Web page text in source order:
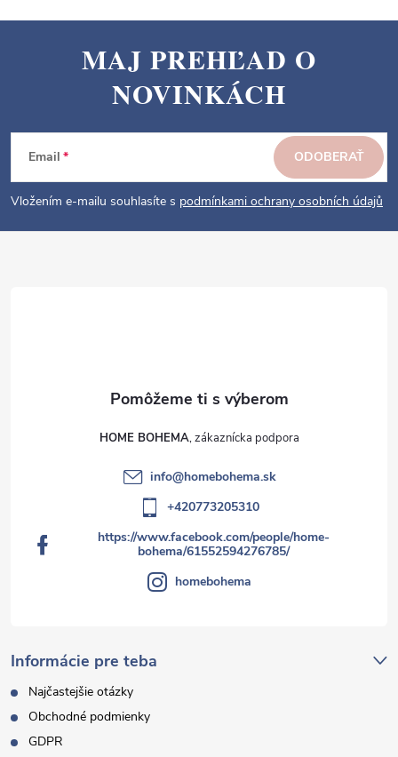
p
e
MAJ PREHĽAD O
NOVINKÁCH
Email
Vložením e-mailu souhlasíte s podmínkami ochrany osobních údajů
ODOBERAŤ
Informácie pre teba
Najčastejšie otázky
Obchodné podmienky
GDPR
HOME BOHEMA
info@homebohema.sk
+420773205310
https://www.facebook.com/people/home-
bohema/61552594276785/
homebohema